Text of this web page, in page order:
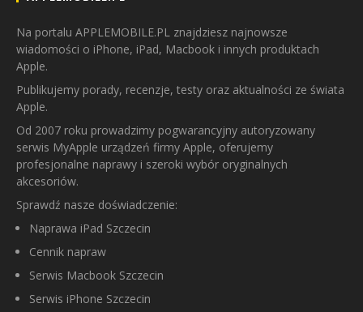
Na portalu APPLEMOBILE.PL znajdziesz najnowsze
wiadomości o iPhone, iPad, Macbook i innych produktach
Apple.
Publikujemy porady, recenzje, testy oraz aktualności ze świata
Apple.
Od 2007 roku prowadzimy pogwarancyjny autoryzowany
serwis MyApple urządzeń firmy Apple, oferujemy
profesjonalne naprawy i szeroki wybór oryginalnych
akcesoriów.
Sprawdź nasze doświadczenie:
Naprawa iPad Szczecin
Cennik napraw
Serwis Macbook Szczecin
Serwis iPhone Szczecin